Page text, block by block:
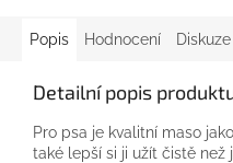
Popis Hodnocení Diskuze
Detailní popis
Pro psa je kvalitní maso
také lepší si ji užít čistě než